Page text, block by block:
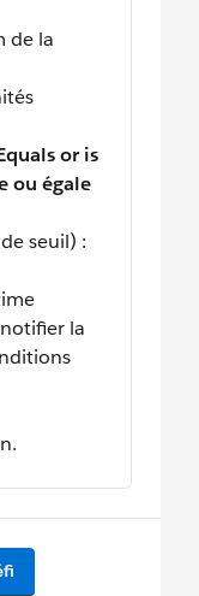
de la
or is
ou égale
seuil) :
la